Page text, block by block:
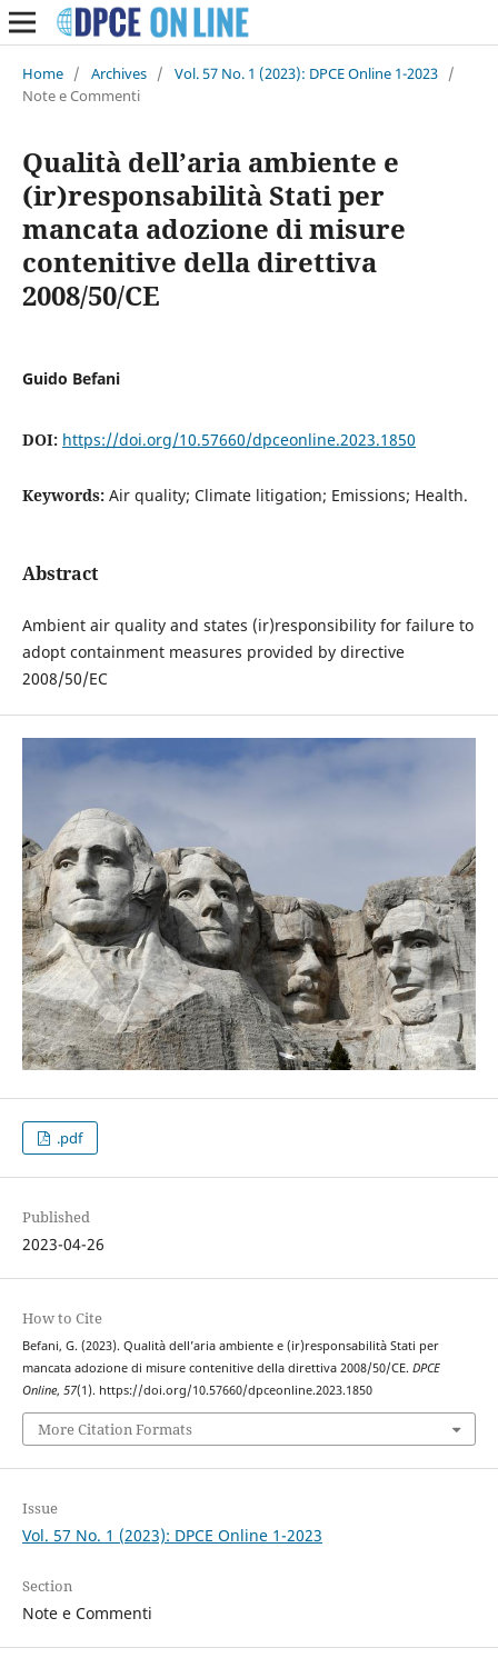
Home / Archives / Vol. 57 No. 1 (2023): DPCE Online 1-2023 /
Note e Commenti
Qualità dell’aria ambiente e
(ir)responsabilità Stati per
mancata adozione di misure
contenitive della direttiva
2008/50/CE
Guido Befani
DOI: https://doi.org/10.57660/dpceonline.2023.1850
Keywords: Air quality; Climate litigation; Emissions; Health.
Abstract
Ambient air quality and states (ir)responsibility for failure to
adopt containment measures provided by directive
2008/50/EC
.pdf
Published
2023-04-26
How to Cite
Befani, G. (2023). Qualità dell’aria ambiente e (ir)responsabilità Stati per
mancata adozione di misure contenitive della direttiva 2008/50/CE. DPCE
Online, 57(1). https://doi.org/10.57660/dpceonline.2023.1850
More Citation Formats
Issue
Vol. 57 No. 1 (2023): DPCE Online 1-2023
Section
Note e Commenti